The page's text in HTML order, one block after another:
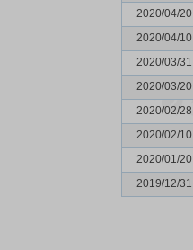
2020/04/20
2020/04/10
2020/03/31
2020/03/20
2020/02/28
2020/02/10
2020/01/20
2019/12/31